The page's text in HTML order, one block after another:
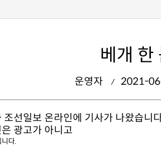
베개 한
운영자 2021-
선일보 온라인에 기사가 나왔습니
광고가 아니고
다.